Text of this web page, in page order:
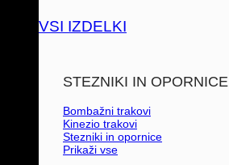
VSI IZDELKI
STEZNIKI IN OPORNICE
Bombažni trakovi
Kinezio trakovi
Stezniki in opornice
Prikaži vse